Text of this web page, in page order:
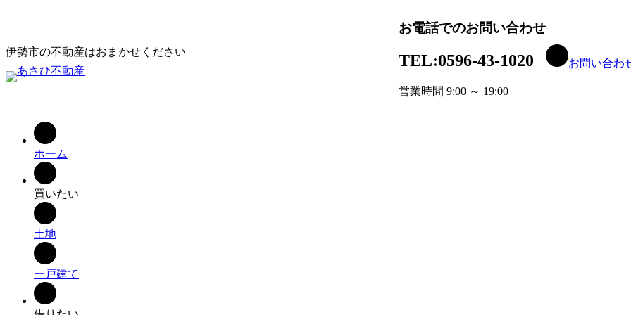
ス
キ
ッ
伊勢市の不動産はおまかせください
お電話でのお問い合わせ
TEL:0596-43-1020
営業時間 9:00 ～ 19:00
お問い合わ
ホーム
買いたい
土地
一戸建て